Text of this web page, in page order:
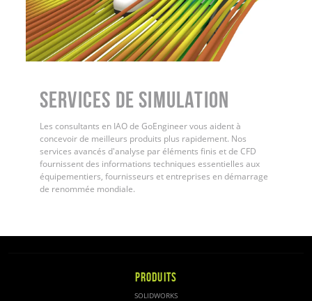
Services de simulation
Les consultants en IAO de GoEngineer vous aident à
concevoir de meilleurs produits plus rapidement. Nos
services avancés d'analyse par éléments finis et de CFD
fournissent des informations techniques essentielles aux
équipementiers, fournisseurs et entreprises en démarrage
de renommée mondiale.
PRODUITS
SOLIDWORKS